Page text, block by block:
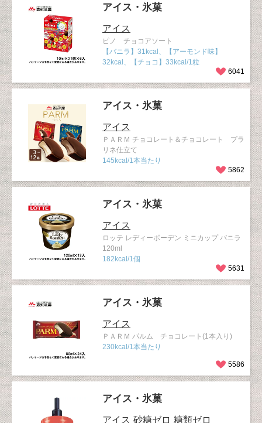
アイス・氷菓
アイス
ピノ チョコアソート
【バニラ】31kcal、【アーモンド味】
32kcal、【チョコ】33kcal/1粒
6041
アイス・氷菓
アイス
ＰＡＲＭ チョコレート＆チョコレート プラ
リネ仕立て
145kcal/1本当たり
5862
アイス・氷菓
アイス
ロッテ レディーボーデン ミニカップ バニラ
120ml
182kcal/1個
5631
アイス・氷菓
アイス
ＰＡＲＭ パルム チョコレート(1本入り)
230kcal/1本当たり
5586
アイス・氷菓
アイス 砂糖ゼロ 糖類ゼロ